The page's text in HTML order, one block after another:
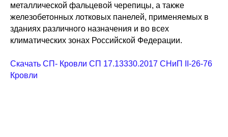
металлической фальцевой черепицы, а также
железобетонных лотковых панелей, применяемых в
зданиях различного назначения и во всех
климатических зонах Российской Федерации.
Скачать СП- Кровли СП 17.13330.2017 СНиП II-26-76
Кровли